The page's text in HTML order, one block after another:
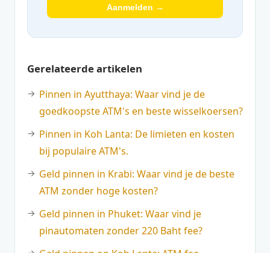
Aanmelden →
Gerelateerde artikelen
Pinnen in Ayutthaya: Waar vind je de
goedkoopste ATM's en beste wisselkoersen?
Pinnen in Koh Lanta: De limieten en kosten
bij populaire ATM's.
Geld pinnen in Krabi: Waar vind je de beste
ATM zonder hoge kosten?
Geld pinnen in Phuket: Waar vind je
pinautomaten zonder 220 Baht fee?